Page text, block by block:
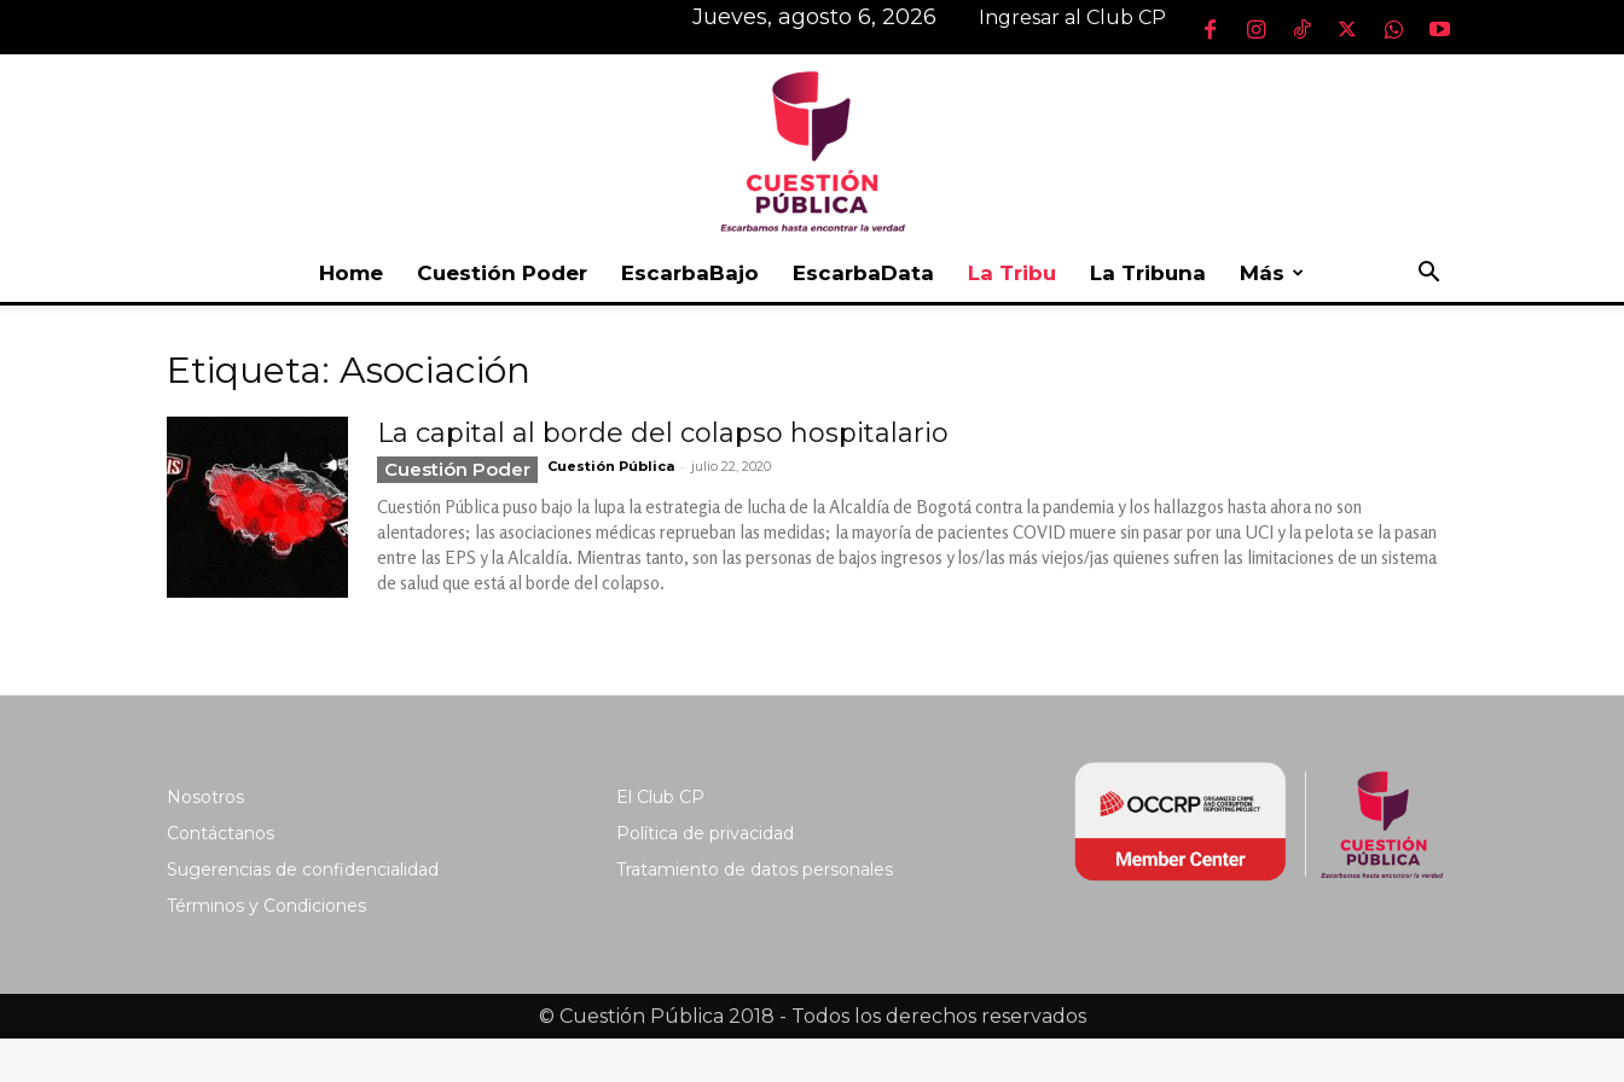
jueves, agosto 6, 2026 Ingresar al Club CP
Home Cuestión Poder EscarbaBajo EscarbaData La Tribu La Tribuna Más
Etiqueta: Asociación
La capital al borde del colapso hospitalario
Cuestión Poder Cuestión Pública - julio 22, 2020
Cuestión Pública puso bajo la lupa la estrategia de lucha de la Alcaldía de Bogotá contra la pandemia y los hallazgos hasta ahora no son
alentadores; las asociaciones médicas reprueban las medidas; la mayoría de pacientes COVID muere sin pasar por una UCI y la pelota se la pasan
entre las EPS y la Alcaldía. Mientras tanto, son las personas de bajos ingresos y los/las más viejos/jas quienes sufren las limitaciones de un sistema
de salud que está al borde del colapso.
Nosotros
Contáctanos
Sugerencias de confidencialidad
Términos y Condiciones
El Club CP
Política de privacidad
Tratamiento de datos personales
© Cuestión Pública 2018 - Todos los derechos reservados